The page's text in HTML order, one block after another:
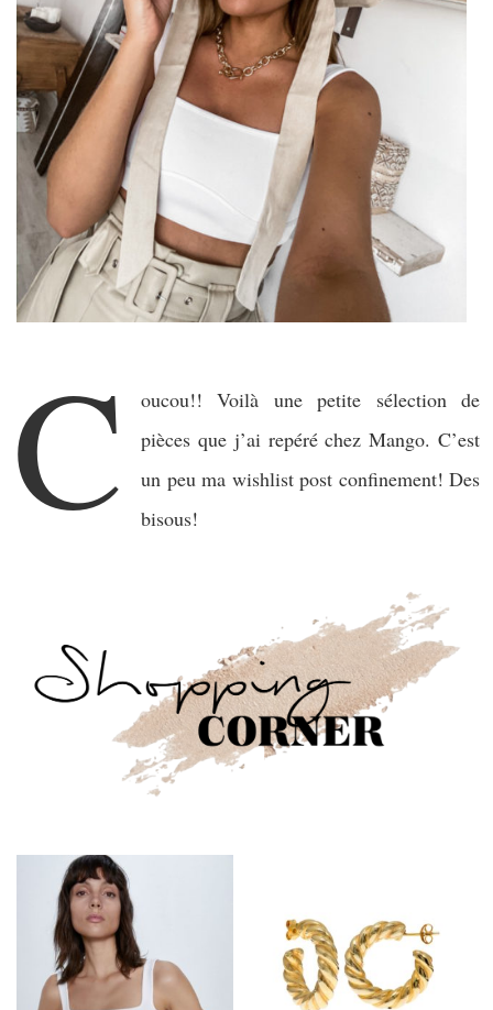
C
oucou!! Voilà une petite sélection de
pièces que j’ai repéré chez Mango. C’est
un peu ma wishlist post confinement! Des
bisous!